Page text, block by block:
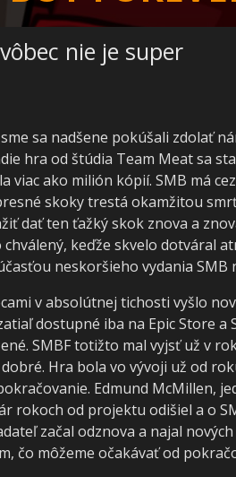
nie je super
sa nadšene pokúšali zdolať
hra od štúdia Team Meat sa
viac ako milión kópií. SMB má
skoky trestá okamžitou
dať ten ťažký skok znova a
keďže skvelo dotváral
neskoršieho vydania SMB
v absolútnej tichosti vyšlo
dostupné iba na Epic Store a
SMBF totižto mal vyjsť už v
Hra bola vo vývoji už od
Edmund McMillen,
rokoch od projektu odišiel a o
začal odznova a najal
čo môžeme očakávať od